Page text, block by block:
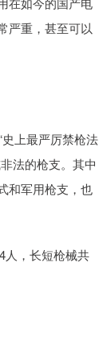
严重，甚至可以
史上最严厉禁枪法
法的枪支。其中
和军用枪支，也
人，长短枪械共